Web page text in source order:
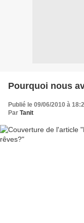
Pourquoi nous
Publié le 09/06/2010 à
Par Tanit